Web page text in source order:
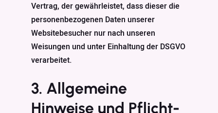
Vertrag, der gewährleistet, dass dieser die
personenbezogenen Daten unserer
Websitebesucher nur nach unseren
Weisungen und unter Einhaltung der DSGVO
verarbeitet.
3. Allgemeine
Hinweise und Pflicht­